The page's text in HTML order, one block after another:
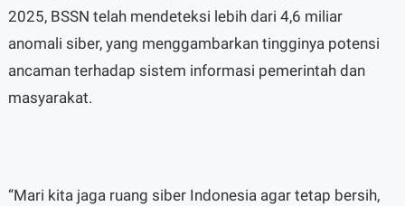
2025, BSSN telah mendeteksi lebih dari 4,6 miliar
anomali siber, yang menggambarkan tingginya potensi
ancaman terhadap sistem informasi pemerintah dan
masyarakat.
“Mari kita jaga ruang siber Indonesia agar tetap bersih,